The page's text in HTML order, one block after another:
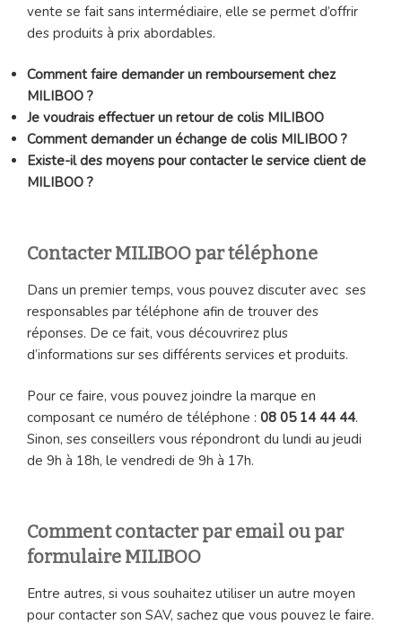
vente se fait sans intermédiaire, elle se permet d’offrir
des produits à prix abordables.
Comment faire demander un remboursement chez
MILIBOO ?
Je voudrais effectuer un retour de colis MILIBOO
Comment demander un échange de colis MILIBOO ?
Existe-il des moyens pour contacter le service client de
MILIBOO ?
Contacter MILIBOO par téléphone
Dans un premier temps, vous pouvez discuter avec ses
responsables par téléphone afin de trouver des
réponses. De ce fait, vous découvrirez plus
d’informations sur ses différents services et produits.
Pour ce faire, vous pouvez joindre la marque en
composant ce numéro de téléphone : 08 05 14 44 44.
Sinon, ses conseillers vous répondront du lundi au jeudi
de 9h à 18h, le vendredi de 9h à 17h.
Comment contacter par email ou par
formulaire MILIBOO
Entre autres, si vous souhaitez utiliser un autre moyen
pour contacter son SAV, sachez que vous pouvez le faire.